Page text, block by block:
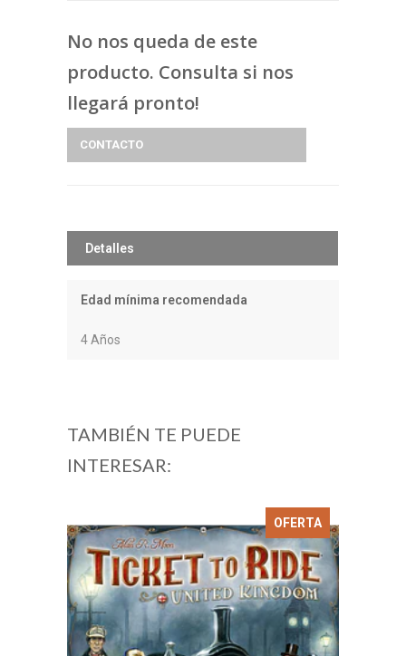
No nos queda de este
producto. Consulta si nos
llegará pronto!
CONTACTO
Detalles
Edad mínima recomendada
4 Años
TAMBIÉN TE PUEDE
INTERESAR:
OFERTA